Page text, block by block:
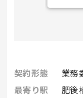
契約形態
業務
最寄り駅
肥後